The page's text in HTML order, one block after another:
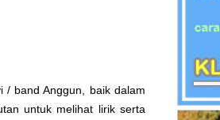
/ band Anggun, baik dalam
untuk melihat lirik serta